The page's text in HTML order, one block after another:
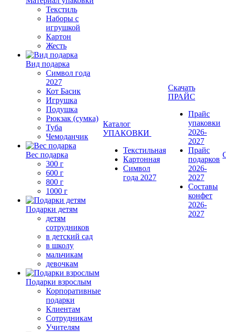
Текстиль
Наборы с
игрушкой
Картон
Жесть
Вид подарка
Символ года
2027
Кот Басик
Игрушка
Подушка
Рюкзак (сумка)
Туба
Чемоданчик
Вес подарка
300 г
600 г
800 г
1000 г
Подарки детям
детям
сотрудников
в детский сад
в школу
мальчикам
девочкам
Подарки взрослым
Корпоративные
подарки
Клиентам
Сотрудникам
Учителям
Каталог
УПАКОВКИ
Текстильная
Картонная
Символ
года 2027
Скачать
ПРАЙС
Прайс
упаковки
2026-
2027
Прайс
подарков
2026-
2027
Составы
конфет
2026-
2027